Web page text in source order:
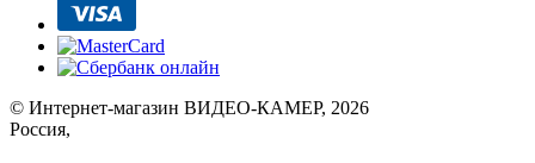
© Интернет-магазин ВИДЕО-КАМЕР, 2026
Россия,